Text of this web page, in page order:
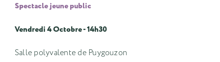
Spectacle jeune public
Vendredi 4 Octobre - 14h30
Salle polyvalente de Puygouzon